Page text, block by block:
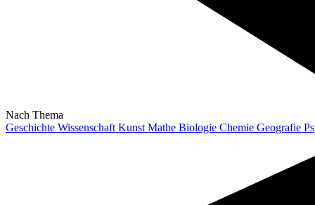
Nach Thema
Geschichte Wissenschaft Kunst Mathe Biologie Chemie Geografie